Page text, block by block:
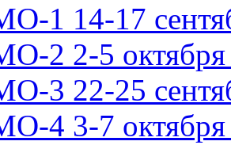
1 14-17
2 2-5 октября
3 22-25
4 3-7 октября